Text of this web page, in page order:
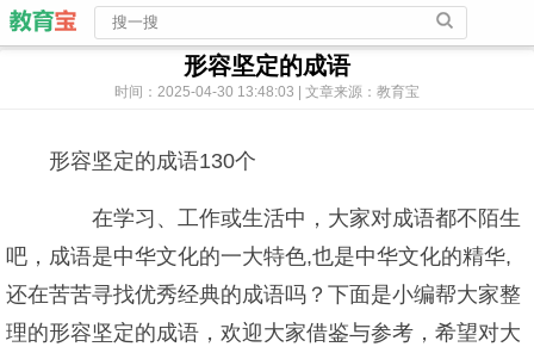
形容坚定的成语
时间：2025-04-30 13:48:03 | 文章来源：教育宝
形容坚定的成语130个
在学习、工作或生活中，大家对成语都不陌生
吧，成语是中华文化的一大特色,也是中华文化的精华,
还在苦苦寻找优秀经典的成语吗？下面是小编帮大家整
理的形容坚定的成语，欢迎大家借鉴与参考，希望对大